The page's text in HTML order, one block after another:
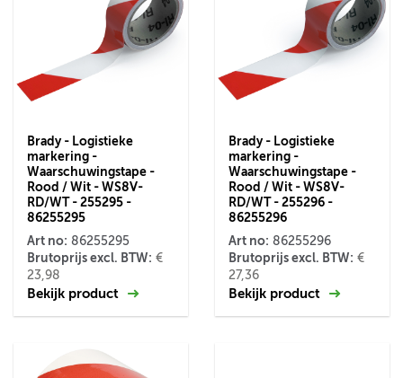
Brady - Logistieke
markering -
Waarschuwingstape -
Rood / Wit - WS8V-
RD/WT - 255295 -
86255295
Art no: 86255295
Brutoprijs excl. BTW: €
23,98
Bekijk product
Brady - Logistieke
markering -
Waarschuwingstape -
Rood / Wit - WS8V-
RD/WT - 255296 -
86255296
Art no: 86255296
Brutoprijs excl. BTW: €
27,36
Bekijk product